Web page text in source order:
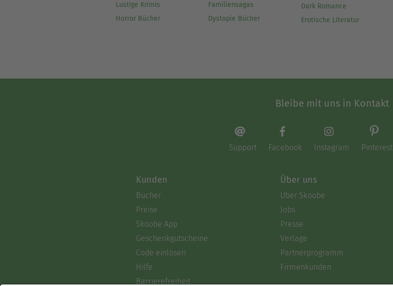
Lustige Krimis
Horror Bücher
Familiensagas
Dystopie Bücher
Dark Romance
Erotische Literatur
Bleibe mit uns in Kontakt
Support Facebook Instagram Pinterest
Kunden
Bücher
Preise
Skoobe App
Geschenkgutscheine
Code einlösen
Hilfe
Barrierefreiheit
Über uns
Über Skoobe
Jobs
Presse
Verlage
Partnerprogramm
Firmenkunden